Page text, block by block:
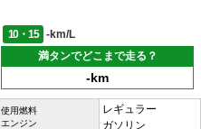
10・15
-km/L
満タンでどこまで走る？
-km
使用燃料
エンジン
レギュラー
ガソリン